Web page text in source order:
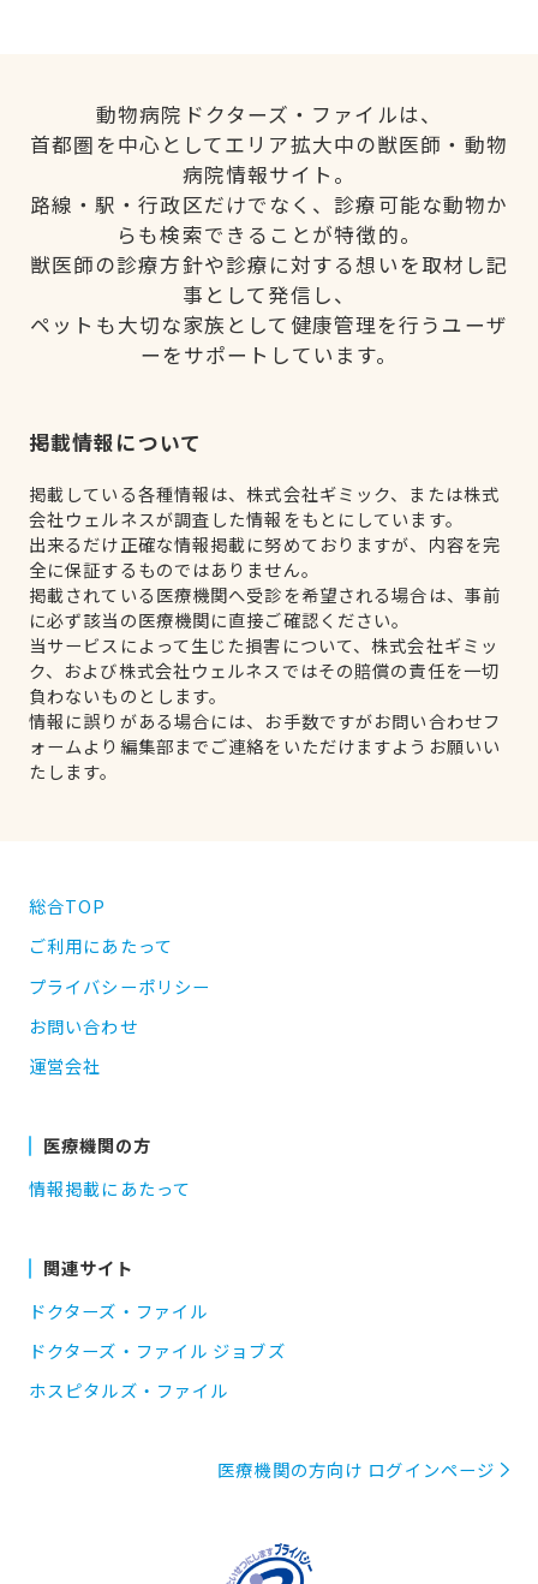
動物病院ドクターズ・ファイルは、
首都圏を中心としてエリア拡大中の獣医師・動物
病院情報サイト。
路線・駅・行政区だけでなく、診療可能な動物か
らも検索できることが特徴的。
獣医師の診療方針や診療に対する想いを取材し記
事として発信し、
ペットも大切な家族として健康管理を行うユーザ
ーをサポートしています。
掲載情報について
掲載している各種情報は、株式会社ギミック、または株式
会社ウェルネスが調査した情報をもとにしています。
出来るだけ正確な情報掲載に努めておりますが、内容を完
全に保証するものではありません。
掲載されている医療機関へ受診を希望される場合は、事前
に必ず該当の医療機関に直接ご確認ください。
当サービスによって生じた損害について、株式会社ギミッ
ク、および株式会社ウェルネスではその賠償の責任を一切
負わないものとします。
情報に誤りがある場合には、お手数ですがお問い合わせフ
ォームより編集部までご連絡をいただけますようお願いい
たします。
総合TOP
ご利用にあたって
プライバシーポリシー
お問い合わせ
運営会社
医療機関の方
情報掲載にあたって
関連サイト
ドクターズ・ファイル
ドクターズ・ファイル ジョブズ
ホスピタルズ・ファイル
医療機関の方向け ログインページ